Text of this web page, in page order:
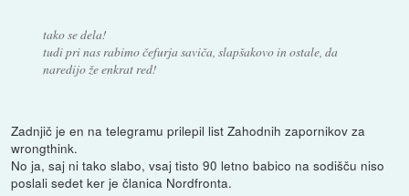
tako se dela!
tudi pri nas rabimo čefurja saviča, slapšakovo in ostale, da
naredijo že enkrat red!
Zadnjič je en na telegramu prilepil list Zahodnih zapornikov za
wrongthink.
No ja, saj ni tako slabo, vsaj tisto 90 letno babico na sodišču niso
poslali sedet ker je članica Nordfronta.